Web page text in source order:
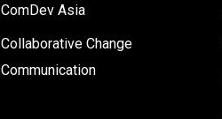
ComDev Asia
Collaborative Change
Communication